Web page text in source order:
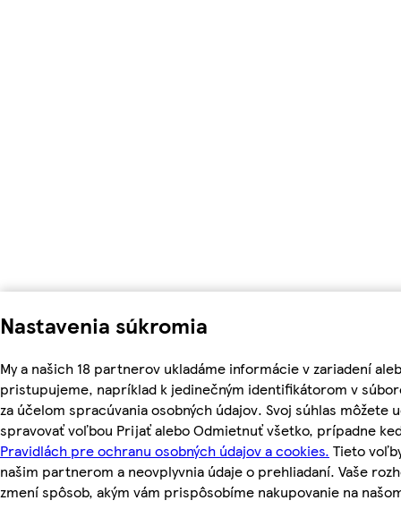
Nastavenia súkromia
My a našich 18 partnerov ukladáme informácie v zariadení
pristupujeme, napríklad k jedinečným identifikátorom v
za účelom spracúvania osobných údajov. Svoj súhlas môžete
spravovať voľbou Prijať alebo Odmietnuť všetko, prípadne
Pravidlách pre ochranu osobných údajov a cookies. Tieto
našim partnerom a neovplyvnia údaje o prehliadaní. Vaše
zmení spôsob, akým vám prispôsobíme nakupovanie na